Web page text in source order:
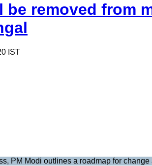
be removed from
IST
PM Modi outlines a roadmap for change